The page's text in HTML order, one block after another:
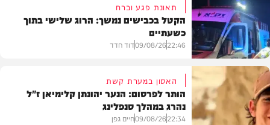
וידאו
תאונת פגע וברח
הקטל בכבישים נמשך: הרוג שלישי בתוך
כשעתיים
22:46
09/08/26דוד חדד
האסון במערת קשת
הותר לפרסום: הנער יהונתן קלימיאן ז"ל
נהרג במהלך סנפלינג
22:34
09/08/26חיים גפן